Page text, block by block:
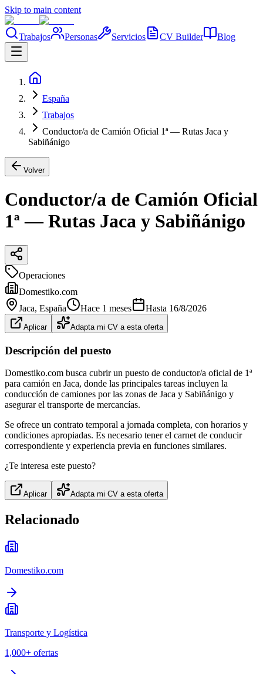
Skip to main content
Trabajos Personas Servicios CV Builder Blog
España
Trabajos
Conductor/a de Camión Oficial 1ª — Rutas Jaca y
Sabiñánigo
Volver
Conductor/a de Camión Oficial
1ª — Rutas Jaca y Sabiñánigo
Operaciones
Domestiko.com
Jaca, España Hace 1 meses Hasta 16/8/2026
Aplicar Adapta mi CV a esta oferta
Descripción del puesto
Domestiko.com busca cubrir un puesto de conductor/a oficial de 1ª
para camión en Jaca, donde las principales tareas incluyen la
conducción de camiones por las zonas de Jaca y Sabiñánigo y
asegurar el transporte de mercancías.
Se ofrece un contrato temporal a jornada completa, con horarios y
condiciones apropiadas. Es necesario tener el carnet de conducir
correspondiente y experiencia previa en funciones similares.
¿Te interesa este puesto?
Aplicar Adapta mi CV a esta oferta
Relacionado
Domestiko.com
Transporte y Logística
1,000+ ofertas